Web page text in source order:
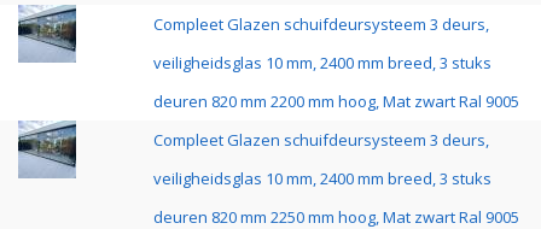
Compleet Glazen schuifdeursysteem 3 deurs,
veiligheidsglas 10 mm, 2400 mm breed, 3 stuks
deuren 820 mm 2200 mm hoog, Mat zwart Ral 9005
Compleet Glazen schuifdeursysteem 3 deurs,
veiligheidsglas 10 mm, 2400 mm breed, 3 stuks
deuren 820 mm 2250 mm hoog, Mat zwart Ral 9005